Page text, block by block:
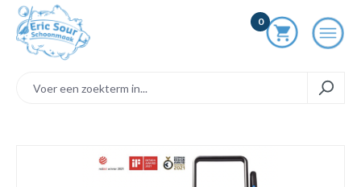
0
component.cms.imageGallery.skipImageGallery